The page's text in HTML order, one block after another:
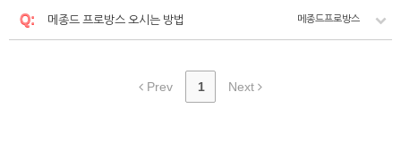
Q: 메종드 프로방스 오시는 방법 메종드프로방스
Prev 1 Next